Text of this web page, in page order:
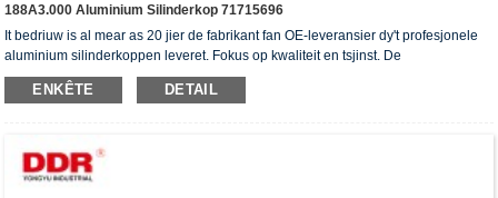
188A3.000 Aluminium Silinderkop 71715696
It bedriuw is al mear as 20 jier de fabrikant fan OE-leveransier dy't profesjonele
aluminium silinderkoppen leveret. Fokus op kwaliteit en tsjinst. De
silinderkoppen hawwe it ISO16949-autentikaasjesertifikaat, "de heechdichte
silinderkop", "de lange libbensdoer fan 'e silinderkop" en de oare 5 patinten foar
ENKÊTE DETAIL